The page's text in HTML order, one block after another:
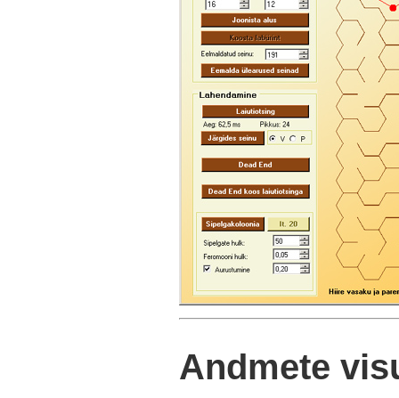
Andmete